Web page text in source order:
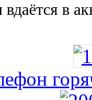
вда­ётся в